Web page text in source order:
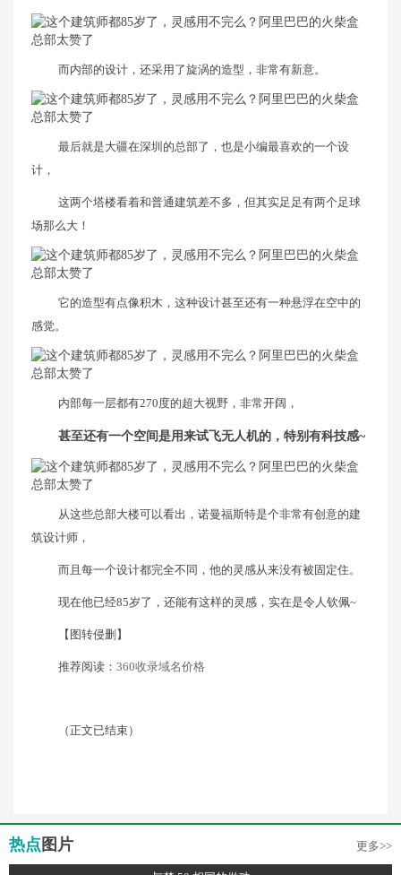
而内部的设计，还采用了旋涡的造型，非常有新意。
最后就是大疆在深圳的总部了，也是小编最喜欢的一个设
计，
这两个塔楼看着和普通建筑差不多，但其实足足有两个足球
场那么大！
它的造型有点像积木，这种设计甚至还有一种悬浮在空中的
感觉。
内部每一层都有270度的超大视野，非常开阔，
甚至还有一个空间是用来试飞无人机的，特别有科技感~
从这些总部大楼可以看出，诺曼福斯特是个非常有创意的建
筑设计师，
而且每一个设计都完全不同，他的灵感从来没有被固定住。
现在他已经85岁了，还能有这样的灵感，实在是令人钦佩~
【图转侵删】
推荐阅读： 360收录域名价格
（正文已结束）
热点 图片 更多>>